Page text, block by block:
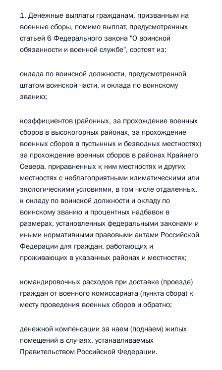
1. Денежные выплаты гражданам, призванным на
военные сборы, помимо выплат, предусмотренных
статьей 6 Федерального закона "О воинской
обязанности и военной службе", состоят из:
оклада по воинской должности, предусмотренной
штатом воинской части, и оклада по воинскому
званию;
коэффициентов (районных, за прохождение военных
сборов в высокогорных районах, за прохождение
военных сборов в пустынных и безводных местностях)
за прохождение военных сборов в районах Крайнего
Севера, приравненных к ним местностях и других
местностях с неблагоприятными климатическими или
экологическими условиями, в том числе отдаленных,
к окладу по воинской должности и окладу по
воинскому званию и процентных надбавок в
размерах, установленных федеральными законами и
иными нормативными правовыми актами Российской
Федерации для граждан, работающих и
проживающих в указанных районах и местностях;
командировочных расходов при доставке (проезде)
граждан от военного комиссариата (пункта сбора) к
месту проведения военных сборов и обратно;
денежной компенсации за наем (поднаем) жилых
помещений в случаях, устанавливаемых
Правительством Российской Федерации.